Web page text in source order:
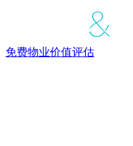
免费物业价值评估